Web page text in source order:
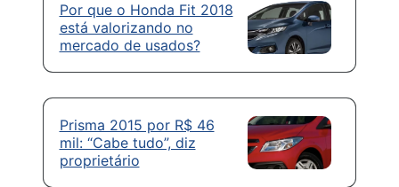
Por que o Honda Fit 2018
está valorizando no
mercado de usados?
Prisma 2015 por R$ 46
mil: “Cabe tudo”, diz
proprietário